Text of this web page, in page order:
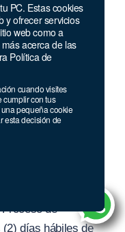
PC. Estas cookies
y ofrecer servicios
web como a
acerca de las
Política de
cuando visites
cumplir con tus
pequeña cookie
esta decisión de
enlace SIMO.
el Proceso de
cuanto al sitio,
y
Las fechas y
previstas
fecha de las
mismos medios
de
días hábiles de